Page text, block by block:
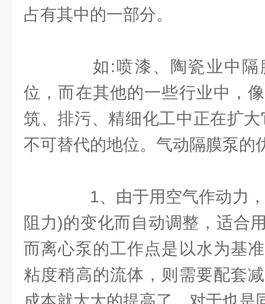
占有其中的一部分。
如:喷漆、陶瓷业中隔
位，而在其他的一些行业中，
筑、排污、精细化工中正在扩
不可替代的地位。气动隔膜泵的
1、由于用空气作动力，
阻力)的变化而自动调整，适合
而离心泵的工作点是以水为基
粘度稍高的流体，则需要配套